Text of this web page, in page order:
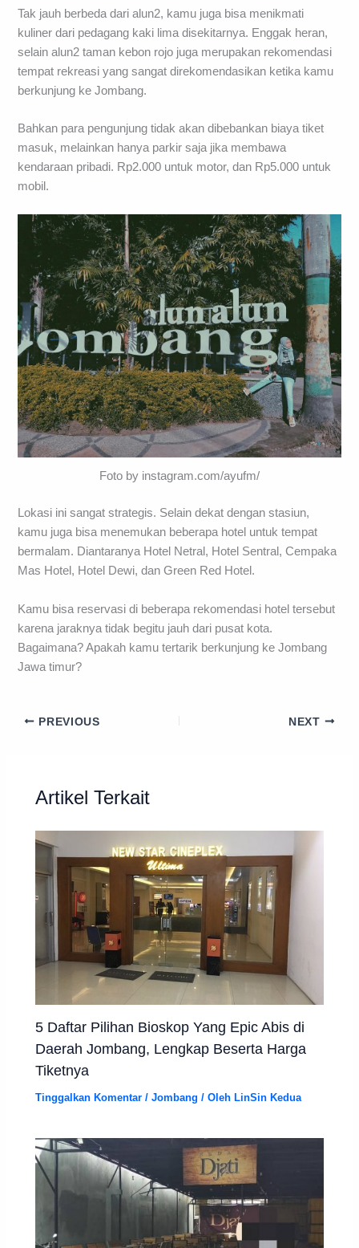
Tak jauh berbeda dari alun2, kamu juga bisa menikmati
kuliner dari pedagang kaki lima disekitarnya. Enggak heran,
selain alun2 taman kebon rojo juga merupakan rekomendasi
tempat rekreasi yang sangat direkomendasikan ketika kamu
berkunjung ke Jombang.
Bahkan para pengunjung tidak akan dibebankan biaya tiket
masuk, melainkan hanya parkir saja jika membawa
kendaraan pribadi. Rp2.000 untuk motor, dan Rp5.000 untuk
mobil.
Foto by instagram.com/ayufm/
Lokasi ini sangat strategis. Selain dekat dengan stasiun,
kamu juga bisa menemukan beberapa hotel untuk tempat
bermalam. Diantaranya Hotel Netral, Hotel Sentral, Cempaka
Mas Hotel, Hotel Dewi, dan Green Red Hotel.
Kamu bisa reservasi di beberapa rekomendasi hotel tersebut
karena jaraknya tidak begitu jauh dari pusat kota.
Bagaimana? Apakah kamu tertarik berkunjung ke Jombang
Jawa timur?
PREVIOUS NEXT
Artikel Terkait
5 Daftar Pilihan Bioskop Yang Epic Abis di
Daerah Jombang, Lengkap Beserta Harga
Tiketnya
Tinggalkan Komentar /Jombang / Oleh LinSin Kedua